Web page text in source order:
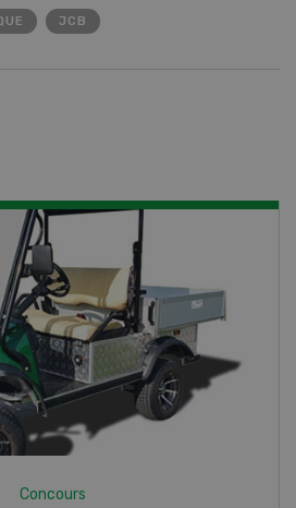
JCB